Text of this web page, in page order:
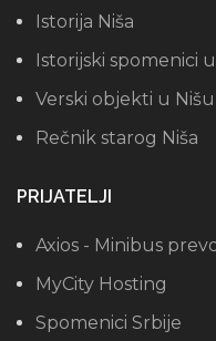
Istorija Niša
Istorijski spomenici
Verski objekti u Nišu
Rečnik starog Niša
PRIJATELJI
Axios - Minibus
MyCity Hosting
Spomenici Srbije